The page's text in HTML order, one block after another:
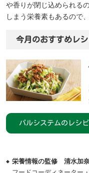
や香りが閉じ込められる
しまう栄養素もあるので
今月のおすすめレ
パルシステムのレシ
栄養情報の監修 清水加